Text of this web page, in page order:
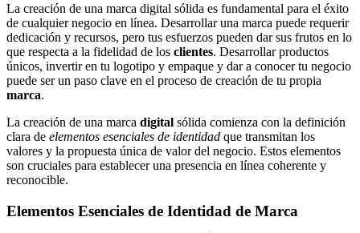
La creación de una marca digital sólida es fundamental para el éxito
de cualquier negocio en línea. Desarrollar una marca puede requerir
dedicación y recursos, pero tus esfuerzos pueden dar sus frutos en lo
que respecta a la fidelidad de los clientes. Desarrollar productos
únicos, invertir en tu logotipo y empaque y dar a conocer tu negocio
puede ser un paso clave en el proceso de creación de tu propia
marca.
La creación de una marca digital sólida comienza con la definición
clara de elementos esenciales de identidad que transmitan los
valores y la propuesta única de valor del negocio. Estos elementos
son cruciales para establecer una presencia en línea coherente y
reconocible.
Elementos Esenciales de Identidad de Marca